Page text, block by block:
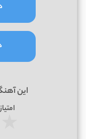
این